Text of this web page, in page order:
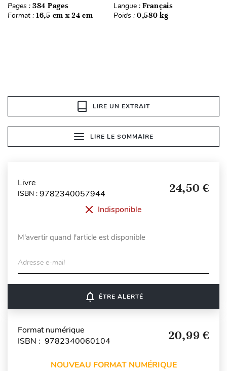
Pages : 384 Pages Langue : Français
Format : 16,5 cm x 24 cm Poids : 0,580 kg
LIRE UN EXTRAIT
LIRE LE SOMMAIRE
Livre
ISBN : 9782340057944 24,50 €
Indisponible
M'avertir quand l'article est disponible
Adresse e-mail
notifications_none ÊTRE ALERTÉ
Format numérique
ISBN : 9782340060104
20,99 €
NOUVEAU FORMAT NUMÉRIQUE